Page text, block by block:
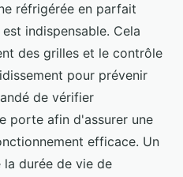
réfrigérée en parfait
indispensable. Cela
des grilles et le contrôle
pour prévenir
de vérifier
porte afin d'assurer une
efficace. Un
durée de vie de